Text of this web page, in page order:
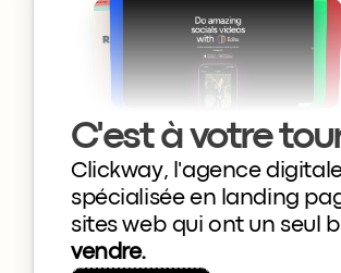
C'est à votre
Clickway, l'agence
spécialisée en landing
vendre.